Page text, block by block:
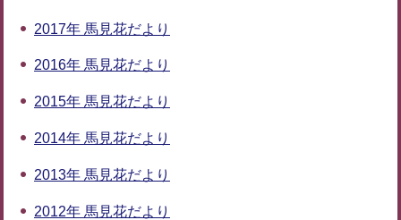
2017年 馬見花だより
2016年 馬見花だより
2015年 馬見花だより
2014年 馬見花だより
2013年 馬見花だより
2012年 馬見花だより